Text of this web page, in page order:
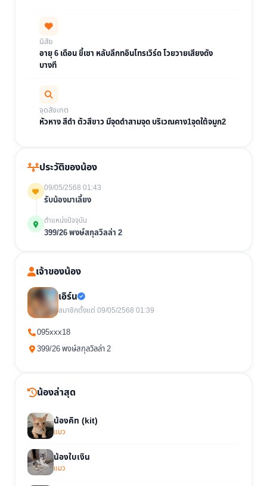
นิสัย
อายุ 6 เดือน ขี้เซา หลับลึกทอินโทรเวิร์ด โวยวายเสียงดัง
บางที
จุดสังเกต
หัวหาง สีดำ ตัวสีขาว มีจุดดำสามจุด บริเวณคาง1จุดใต้จมูก2
ประวัติของน้อง
09/05/2568 01:43
รับน้องมาเลี้ยง
ตำแหน่งปัจจุบัน
399/26 พงษ์สกุลวิลล่า 2
เจ้าของน้อง
เอิร์น
สมาชิกตั้งแต่ 09/05/2568 01:39
095xxx18
399/26 พงษ์สกุลวิลล่า 2
น้องล่าสุด
น้องคิท (kit)
แมว
น้องใบเงิน
แมว